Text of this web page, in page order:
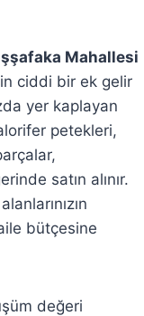
Mahallesi
ciddi bir ek gelir
yer kaplayan
petekleri,
satın alınır.
bütçesine
değeri